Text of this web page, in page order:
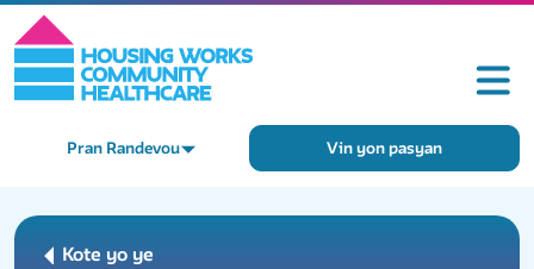
Pran Randevou Vin yon pasyan
Kote yo ye